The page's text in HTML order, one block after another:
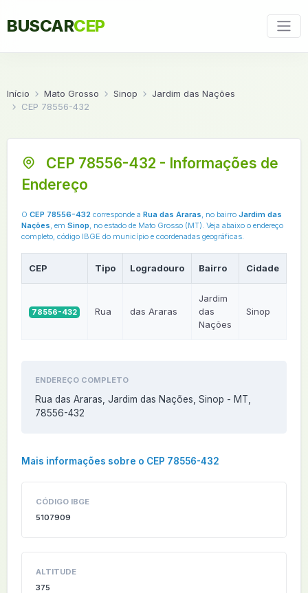
BUSCARCEP
Início Mato Grosso Sinop
Jardim das Nações
CEP 78556-432
CEP 78556-432 - Informações de
Endereço
O CEP 78556-432 corresponde a Rua das Araras, no bairro Jardim das
Nações, em Sinop, no estado de Mato Grosso (MT). Veja abaixo o endereço
completo, código IBGE do município e coordenadas geográficas.
CEP Tipo Logradouro Bairro Cidade
78556-432 Rua das Araras
Jardim
das
Nações
Sinop
ENDEREÇO COMPLETO
Rua das Araras, Jardim das Nações, Sinop - MT,
78556-432
Mais informações sobre o CEP 78556-432
CÓDIGO IBGE
5107909
ALTITUDE
375